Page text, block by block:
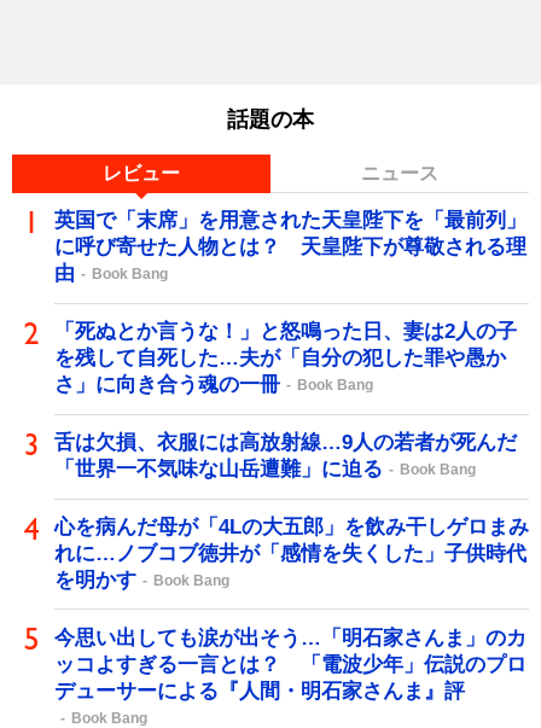
話題の本
レビュー ニュース
英国で「末席」を用意された天皇陛下を「最前列」
に呼び寄せた人物とは？ 天皇陛下が尊敬される理
由
Book Bang
「死ぬとか言うな！」と怒鳴った日、妻は2人の子
を残して自死した…夫が「自分の犯した罪や愚か
さ」に向き合う魂の一冊
Book Bang
舌は欠損、衣服には高放射線…9人の若者が死んだ
「世界一不気味な山岳遭難」に迫る
Book Bang
心を病んだ母が「4Lの大五郎」を飲み干しゲロまみ
れに…ノブコブ徳井が「感情を失くした」子供時代
を明かす
Book Bang
今思い出しても涙が出そう…「明石家さんま」のカ
ッコよすぎる一言とは？ 「電波少年」伝説のプロ
デューサーによる『人間・明石家さんま』評
Book Bang